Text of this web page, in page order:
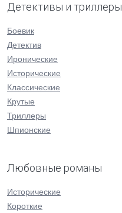
Детективы и триллеры
Боевик
Детектив
Иронические
Исторические
Классические
Крутые
Триллеры
Шпионские
Любовные романы
Исторические
Короткие